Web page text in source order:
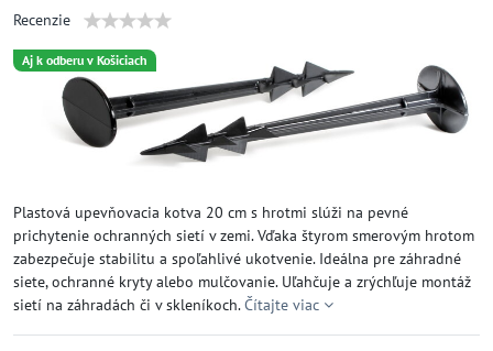
Aj k odberu v Košiciach
Recenzie
Plastová upevňovacia kotva 20 cm s hrotmi slúži na pevné
prichytenie ochranných sietí v zemi. Vďaka štyrom smerovým hrotom
zabezpečuje stabilitu a spoľahlivé ukotvenie. Ideálna pre záhradné
siete, ochranné kryty alebo mulčovanie. Uľahčuje a zrýchľuje montáž
sietí na záhradách či v skleníkoch.Čítajte viac